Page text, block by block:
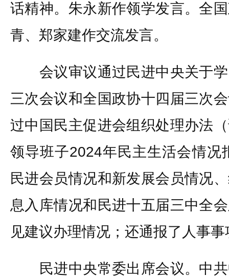
话精神。朱永新作领学发言。全
青、郑家建作交流发言。
会议审议通过民进中央关于学
三次会议和全国政协十四届三次
过中国民主促进会组织处理办法
领导班子2024年民主生活会情况
民进会员情况和新发展会员情况
息入库情况和民进十五届三中全
见建议办理情况；还通报了人事事
民进中央常委出席会议。中共